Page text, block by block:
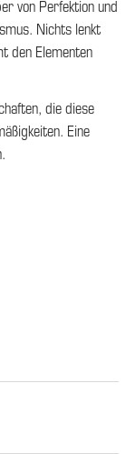
von Perfektion und
Nichts lenkt
den Elementen
die diese
Eine